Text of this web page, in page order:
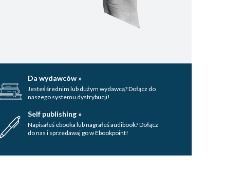
Da wydawców »
Jesteś średnim lub dużym wydawcą? Dołącz do
naszego systemu dystrybucji!
Self publishing »
Napisałeś ebooka lub nagrałeś audibook? Dołącz
do nas i sprzedawaj go w Ebookpoint!